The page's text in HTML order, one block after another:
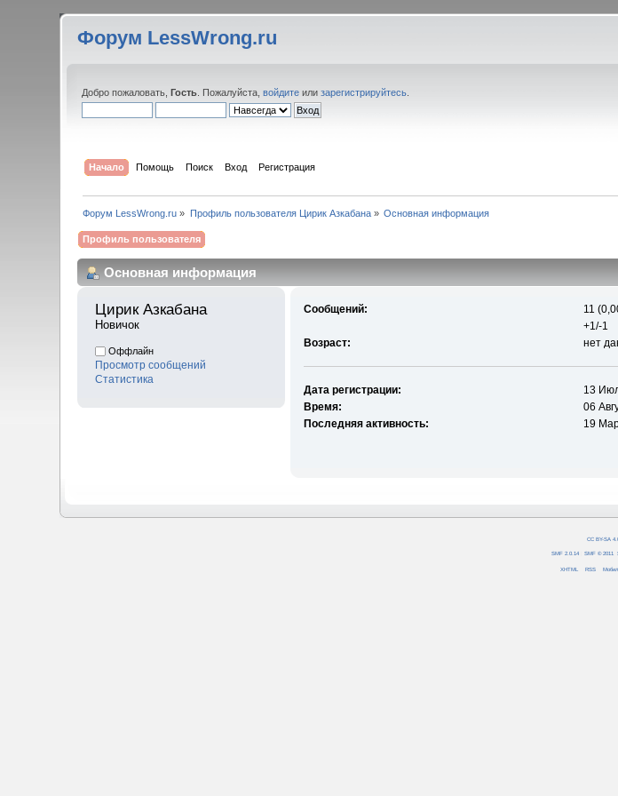
Форум LessWrong.ru
Добро пожаловать,Гость . Пожалуйста,войдите илизарегистрируйтесь
Начало Помощь Поиск Вход Регистрация
Форум LessWrong.ru » Профиль пользователя Цирик Азкабана» Основная информация
Профиль пользователя
Основная информация
Цирик Азкабана
Новичок
Оффлайн
Просмотр сообщений
Статистика
Сообщений:
11
+1/-1
Возраст:
нет
Дата регистрации:
13
Время:
06
Последняя активность:
19
CC BY-SA
SMF 2.0.14 SMF © 2011
XHTML RSS